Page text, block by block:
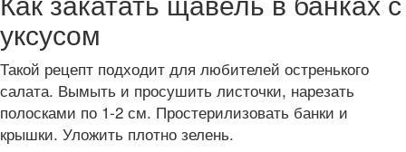
уксусом
Такой рецепт подходит для любителей остренького
салата. Вымыть и просушить листочки, нарезать
полосками по 1-2 см. Простерилизовать банки и
крышки. Уложить плотно зелень.